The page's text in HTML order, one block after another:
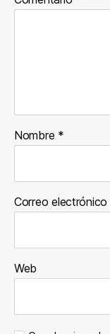
Nombre *
Correo electrónico
Web